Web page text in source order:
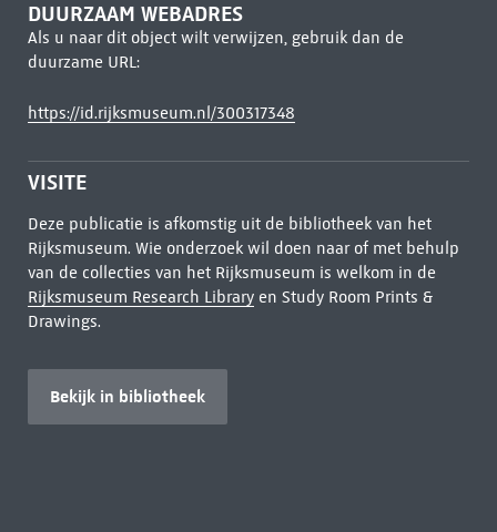
DUURZAAM WEBADRES
Als u naar dit object wilt verwijzen, gebruik dan de
duurzame URL:
https://id.rijksmuseum.nl/300317348
VISITE
Deze publicatie is afkomstig uit de bibliotheek van het
Rijksmuseum. Wie onderzoek wil doen naar of met behulp
van de collecties van het Rijksmuseum is welkom in de
Rijksmuseum Research Libraryen Study Room Prints &
Drawings.
Bekijk in bibliotheek